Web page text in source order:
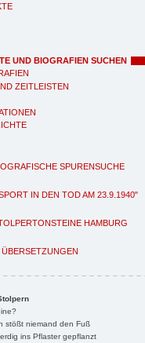
UND BIOGRAFIEN SUCHEN
ZEITLEISTEN
SPURENSUCHE
IN DEN TOD AM 23.9.1940"
HAMBURG
stößt niemand den Fuß
ins Pflaster gepflanzt